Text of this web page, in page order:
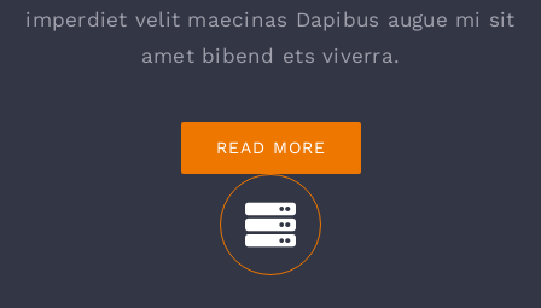
imperdiet velit maecinas Dapibus augue mi sit
amet bibend ets viverra.
READ MORE